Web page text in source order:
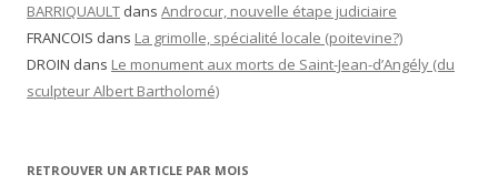
BARRIQUAULT dans Androcur, nouvelle étape judiciaire
FRANCOIS dans La grimolle, spécialité locale (poitevine?)
DROIN dans Le monument aux morts de Saint-Jean-d’Angély (du
sculpteur Albert Bartholomé)
RETROUVER UN ARTICLE PAR MOIS